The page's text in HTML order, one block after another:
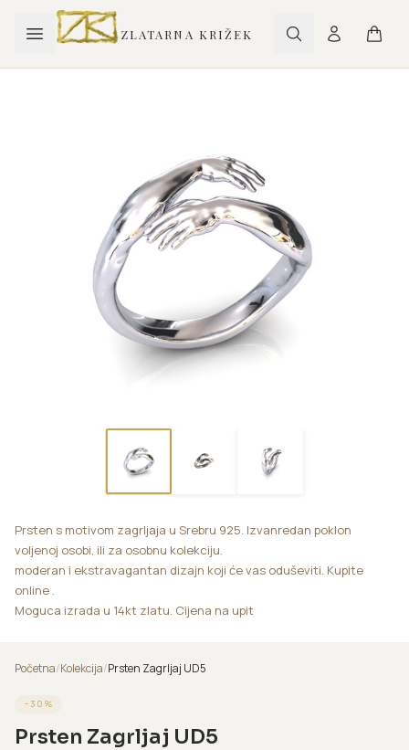
ZLATARNA KRIŽEK
Prsten s motivom zagrljaja u Srebru 925. Izvanredan poklon
voljenoj osobi, ili za osobnu kolekciju.
moderan i ekstravagantan dizajn koji će vas oduševiti. Kupite
online .
Moguca izrada u 14kt zlatu. Cijena na upit
Početna/Kolekcija/Prsten Zagrljaj UD5
−30 %
Prsten Zagrljaj UD5